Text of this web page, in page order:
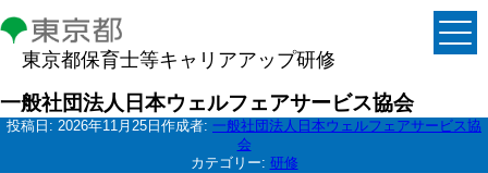
東京都保育士等キャリアアップ研修
一般社団法人日本ウェルフェアサービス協会
投稿日: 2026年11月25日 作成者: 一般社団法人日本ウェルフェアサービス協
会
カテゴリー: 研修